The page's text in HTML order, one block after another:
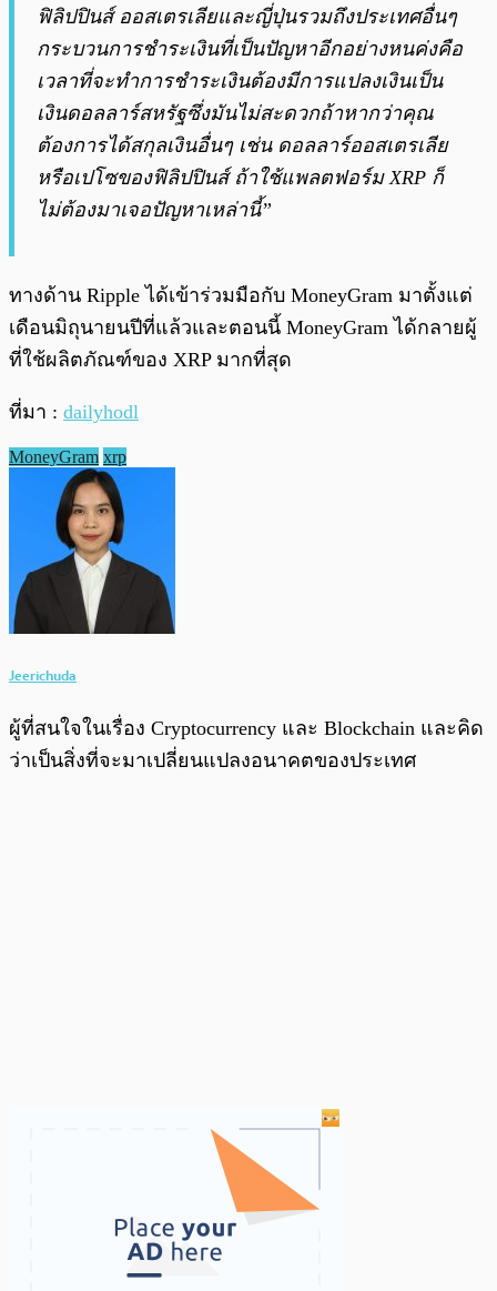
ฟิลิปปินส์ ออสเตรเลียและญี่ปุ่นรวมถึงประเทศอื่นๆ
กระบวนการชำระเงินที่เป็นปัญหาอีกอย่างหนค่งคือ
เวลาที่จะทำการชำระเงินต้องมีการแปลงเงินเป็น
เงินดอลลาร์สหรัฐซึ่งมันไม่สะดวกถ้าหากว่าคุณ
ต้องการได้สกุลเงินอื่นๆ เช่น ดอลลาร์ออสเตรเลีย
หรือเปโซของฟิลิปปินส์ ถ้าใช้แพลตฟอร์ม XRP ก็
ไม่ต้องมาเจอปัญหาเหล่านี้”
ทางด้าน Ripple ได้เข้าร่วมมือกับ MoneyGram มาตั้งแต่
เดือนมิถุนายนปีที่แล้วและตอนนี้ MoneyGram ได้กลายผู้
ที่ใช้ผลิตภัณฑ์ของ XRP มากที่สุด
ที่มา : dailyhodl
MoneyGram xrp
Jeerichuda
ผู้ที่สนใจในเรื่อง Cryptocurrency และ Blockchain และคิด
ว่าเป็นสิ่งที่จะมาเปลี่ยนแปลงอนาคตของประเทศ